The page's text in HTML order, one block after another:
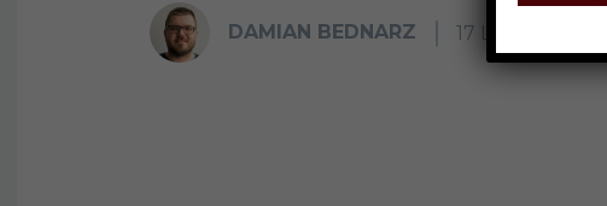
DAMIAN BEDNARZ 17 LUTEGO 2018